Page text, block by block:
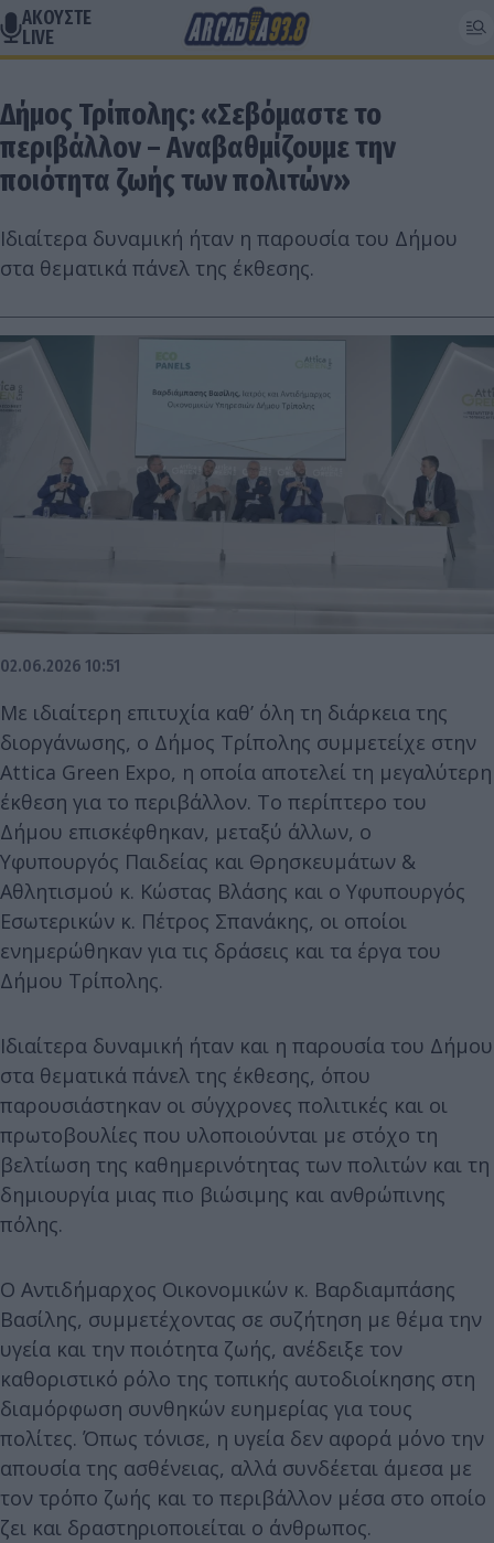
ΑΚΟΥΣΤΕ
LIVE
Δήμος Τρίπολης: «Σεβόμαστε το
περιβάλλον – Αναβαθμίζουμε την
ποιότητα ζωής των πολιτών»
Ιδιαίτερα δυναμική ήταν η παρουσία του Δήμου
στα θεματικά πάνελ της έκθεσης.
02.06.2026 10:51
Με ιδιαίτερη επιτυχία καθ’ όλη τη διάρκεια της
διοργάνωσης, ο Δήμος Τρίπολης συμμετείχε στην
Attica Green Expo, η οποία αποτελεί τη μεγαλύτερη
έκθεση για το περιβάλλον. Το περίπτερο του
Δήμου επισκέφθηκαν, μεταξύ άλλων, ο
Υφυπουργός Παιδείας και Θρησκευμάτων &
Αθλητισμού κ. Κώστας Βλάσης και ο Υφυπουργός
Εσωτερικών κ. Πέτρος Σπανάκης, οι οποίοι
ενημερώθηκαν για τις δράσεις και τα έργα του
Δήμου Τρίπολης.
Ιδιαίτερα δυναμική ήταν και η παρουσία του Δήμου
στα θεματικά πάνελ της έκθεσης, όπου
παρουσιάστηκαν οι σύγχρονες πολιτικές και οι
πρωτοβουλίες που υλοποιούνται με στόχο τη
βελτίωση της καθημερινότητας των πολιτών και τη
δημιουργία μιας πιο βιώσιμης και ανθρώπινης
πόλης.
Ο Αντιδήμαρχος Οικονομικών κ. Βαρδιαμπάσης
Βασίλης, συμμετέχοντας σε συζήτηση με θέμα την
υγεία και την ποιότητα ζωής, ανέδειξε τον
καθοριστικό ρόλο της τοπικής αυτοδιοίκησης στη
διαμόρφωση συνθηκών ευημερίας για τους
πολίτες. Όπως τόνισε, η υγεία δεν αφορά μόνο την
απουσία της ασθένειας, αλλά συνδέεται άμεσα με
τον τρόπο ζωής και το περιβάλλον μέσα στο οποίο
ζει και δραστηριοποιείται ο άνθρωπος.